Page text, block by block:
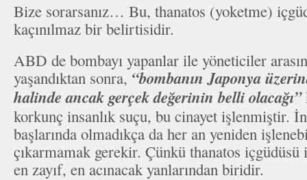
Bize sorarsanız… Bu, thanatos (yoketme)
kaçınılmaz bir belirtisidir.
ABD de bombayı yapanlar ile yöneticiler
yaşandıktan sonra, “bombanın Japonya
halinde ancak gerçek değerinin belli olacağı”
korkunç insanlık suçu, bu cinayet işlenmiştir.
başlarında olmadıkça da her an yeniden
çıkarmamak gerekir. Çünkü thanatos içgüdüsü
en zayıf, en acınacak yanlarından biridir.